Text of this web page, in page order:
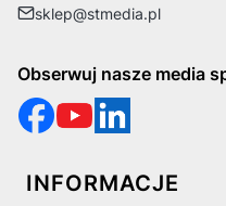
sklep@stmedia.pl
Obserwuj nasze media
Linki w stopce
INFORMACJE